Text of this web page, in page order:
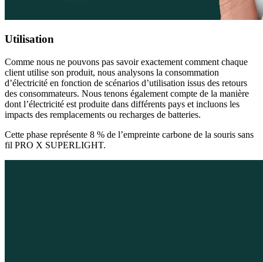
Utilisation
Comme nous ne pouvons pas savoir exactement comment chaque
client utilise son produit, nous analysons la consommation
d’électricité en fonction de scénarios d’utilisation issus des retours
des consommateurs. Nous tenons également compte de la manière
dont l’électricité est produite dans différents pays et incluons les
impacts des remplacements ou recharges de batteries.
Cette phase représente 8 % de l’empreinte carbone de la souris sans
fil PRO X SUPERLIGHT.